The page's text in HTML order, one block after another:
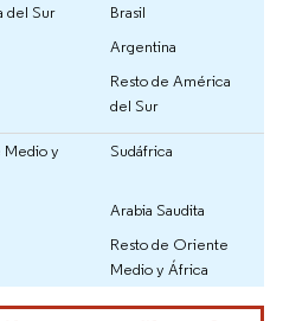
del Sur
Brasil
Argentina
Resto de América
del Sur
y
Sudáfrica
Arabia Saudita
Resto de Oriente
Medio y África